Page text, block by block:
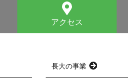
アクセス
長大の事業